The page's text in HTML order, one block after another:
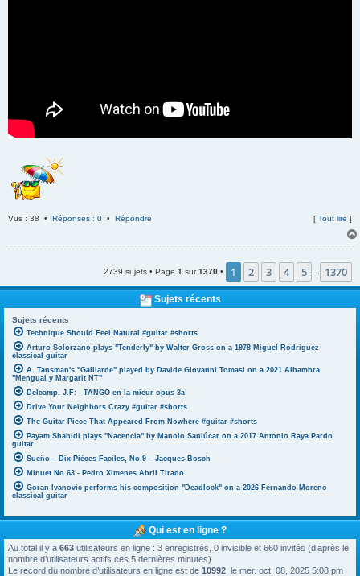
Vus : 38 • Réponses : 0 • Répondre [ Tout lire ]
2739 sujets • Page 1 sur1370 • 1 2 3 4 5 1370
Sujets récents
Sujets récents
Technique Should Feel Natural #guitar #shorts
Arturo Solorzano plays "Tenderly" by Walter Gross on a 1978 Miguel Rodriguez
classical guitar
A. Tansman's "Gaillarde" played by Davide Giovanni Tomasi on a 2021 Alhambra
"Mengual y Margarit NT"
Delcamp. J.F: - TANGO en la mieur opus 3a
Drive Your Neighbors Crazy #guitar #shorts
The Guitar Piece That Appeared From Nowhere #guitar #shorts
Payam Shahidi plays "Nacencia" by Manolo Sanlúcar on a 2017 Antonio Raya Pardo
guitar
Sueño – Dix Pièces Faciles, No.9 – Jacques Bosch
Minuet No.63 - Pedro Ximenes Abril Tirado
Goran Ivanovic performs his composition "Deadlock" on a 2026 Fernando Moreno
classical guitar
Qui est en ligne ?
Au total il y a 663 utilisateurs en ligne : 3 enregistrés, 0 invisible et 660 invités (d’après le
nombre d’utilisateurs actifs ces 5 dernières minutes)
Le record du nombre d’utilisateurs en ligne est de 10992 , le mer. oct. 08, 2025 5:08 pm